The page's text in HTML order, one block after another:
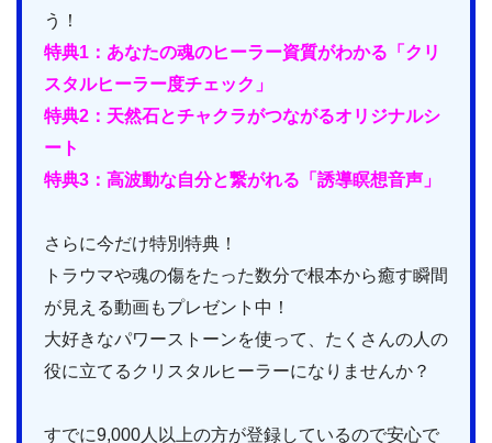
う！
特典1：あなたの魂のヒーラー資質がわかる「クリ
スタルヒーラー度チェック」
特典2：天然石とチャクラがつながるオリジナルシ
ート
特典3：高波動な自分と繋がれる「誘導瞑想音声」
さらに今だけ特別特典！
トラウマや魂の傷をたった数分で根本から癒す瞬間
が見える動画もプレゼント中！
大好きなパワーストーンを使って、たくさんの人の
役に立てるクリスタルヒーラーになりませんか？
すでに9,000人以上の方が登録しているので安心で